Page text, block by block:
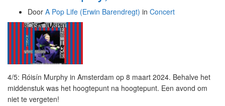
Door A Pop Life (Erwin Barendregt) in Concert
4/5: Róisín Murphy in Amsterdam op 8 maart 2024. Behalve het
middenstuk was het hoogtepunt na hoogtepunt. Een avond om
niet te vergeten!